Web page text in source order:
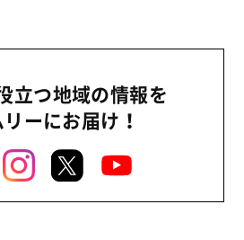
立つ地域の情報を
ーにお届け！